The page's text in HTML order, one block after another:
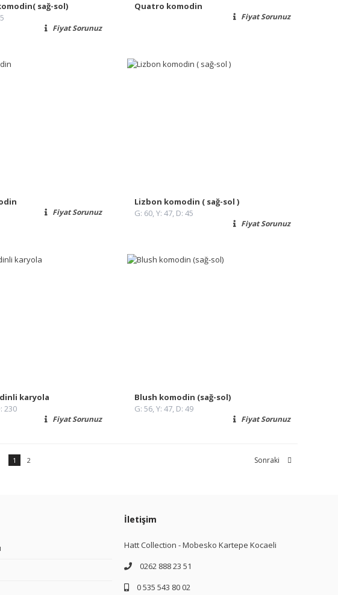
sağ-sol)
Fiyat Sorunuz
Quatro komodin
Fiyat Sorunuz
Fiyat Sorunuz
Lizbon komodin ( sağ-sol )
G: 60, Y: 47, D: 45
Fiyat Sorunuz
karyola
230
Fiyat Sorunuz
Blush komodin (sağ-sol)
G: 56, Y: 47, D: 49
Fiyat Sorunuz
1 2 Sonraki
İletişim
Hatt Collection - Mobesko Kartepe Kocaeli
0262 888 23 51
0 535 543 80 02